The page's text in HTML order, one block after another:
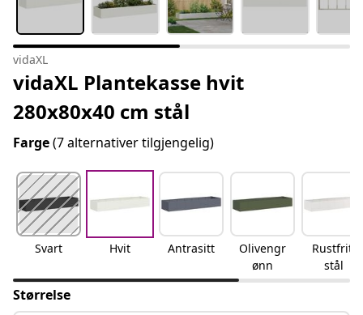
vidaXL
vidaXL Plantekasse hvit
280x80x40 cm stål
Farge(7 alternativer tilgjengelig)
Svart Hvit Antrasitt
Olivengr
ønn
Rustfritt
stål
Størrelse